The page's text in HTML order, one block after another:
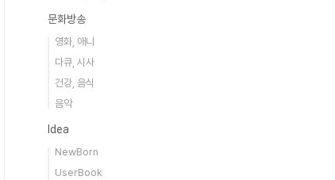
문화방송
영화, 애니
다큐, 시사
건강, 음식
음악
Idea
NewBorn
UserBook